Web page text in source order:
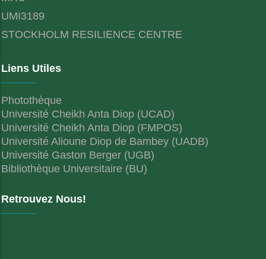
UMI3189
STOCKHOLM RESILIENCE CENTRE
Liens Utiles
Photothèque
Université Cheikh Anta Diop (UCAD)
Université Cheikh Anta Diop (FMPOS)
Université Alioune Diop de Bambey (UADB)
Université Gaston Berger (UGB)
Bibliothèque Universitaire (BU)
Retrouvez Nous!